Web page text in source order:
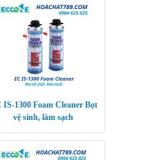
IS-1300 Foam Cleaner Bọt
vệ sinh, làm sạch